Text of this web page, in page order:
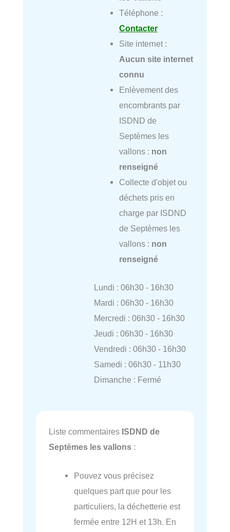
Téléphone :
Contacter
Site internet :
Aucun site internet
connu
Enlèvement des
encombrants par
ISDND de
Septèmes les
vallons : non
renseigné
Collecte d'objet ou
déchets pris en
charge par ISDND
de Septèmes les
vallons : non
renseigné
Lundi : 06h30 - 16h30
Mardi : 06h30 - 16h30
Mercredi : 06h30 - 16h30
Jeudi : 06h30 - 16h30
Vendredi : 06h30 - 16h30
Samedi : 06h30 - 11h30
Dimanche : Fermé
Liste commentaires ISDND de
Septèmes les vallons :
Pouvez vous précisez
quelques part que pour les
particuliers, la déchetterie est
fermée entre 12H et 13h. En